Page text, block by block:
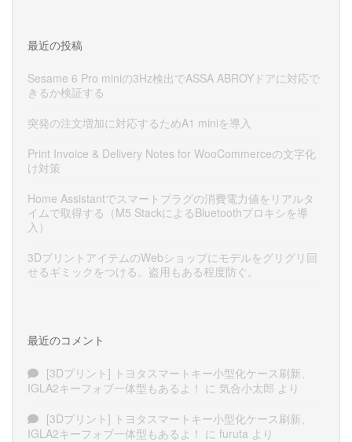
最近の投稿
Sesame 6 Pro miniの3Hz検出でASSA ABROYドアに対応で
きるか検証する
突発の注文増加に対応するためA1 miniを導入
Print Invoice & Delivery Notes for WooCommerceの文字化
け対策
Home Assistantでスマートプラグの消費電力値をリアルタ
イムで取得する（M5 StackによるBluetoothプロキシを導
入）
3DプリントアイテムのWebショップにモデルをグリグリ回
せるギミックをつける。盗用もある程度防ぐ。
最近のコメント
[3Dプリント] トヨタスマートキー小型化ケース刷新、
IGLA2キーフォブ一体型もあるよ！ に 気合小太郎 より
[3Dプリント] トヨタスマートキー小型化ケース刷新、
IGLA2キーフォブ一体型もあるよ！ に furuta より